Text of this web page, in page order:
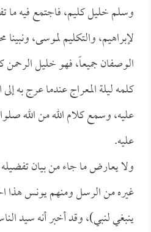
وسلم خليل كليم، فاجتمع فيه ما
لإبراهيم، والتكليم لموسى،
الوصفان جميعاً، فهو خليل الرحمن
كلمه ليلة المعراج عندما عرج به
عليه، وسمع كلام الله من الله
عليه.
ولا يعارض ما جاء من بيان
غيره من الرسل ومنهم يونس هذا
ينبغي لنبي)، وقد أخبر أنه سيد